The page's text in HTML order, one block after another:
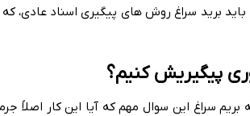
برید سراغ روش های پیگیری اسناد عادی،
پیگیریش کنیم؟
سراغ این سوال مهم که آیا این کار اصلاً